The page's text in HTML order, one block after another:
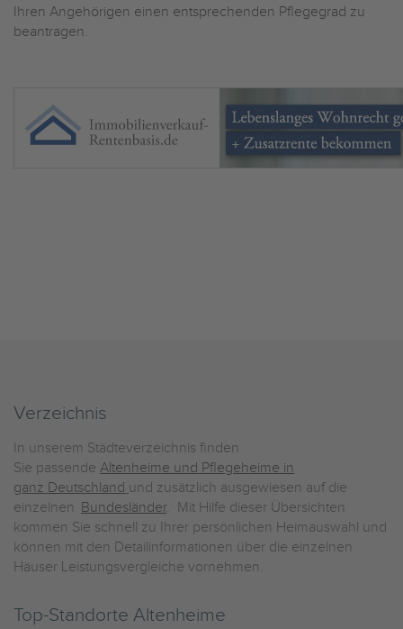
Ihren Angehörigen einen entsprechenden Pflegegrad zu
beantragen.
Verzeichnis
In unserem Städteverzeichnis finden
Sie passende Altenheime und Pflegeheime in
ganz Deutschland und zusätzlich ausgewiesen auf die
einzelnen Bundesländer. Mit Hilfe dieser Übersichten
kommen Sie schnell zu Ihrer persönlichen Heimauswahl und
können mit den Detailinformationen über die einzelnen
Häuser Leistungsvergleiche vornehmen.
Top-Standorte Altenheime